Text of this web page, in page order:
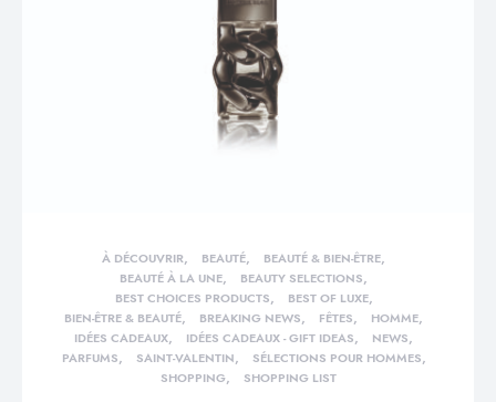
À DÉCOUVRIR BEAUTÉ
BEAUTÉ & BIEN-ÊTRE
BEAUTÉ À LA UNE
BEAUTY SELECTIONS
BEST CHOICES PRODUCTS
BEST OF LUXE
BIEN-ÊTRE & BEAUTÉ
BREAKING NEWS FÊTES
HOMME
IDÉES CADEAUX
IDÉES CADEAUX - GIFT IDEAS
NEWS
PARFUMS
SAINT-VALENTIN
SÉLECTIONS POUR HOMMES
SHOPPING
SHOPPING LIST